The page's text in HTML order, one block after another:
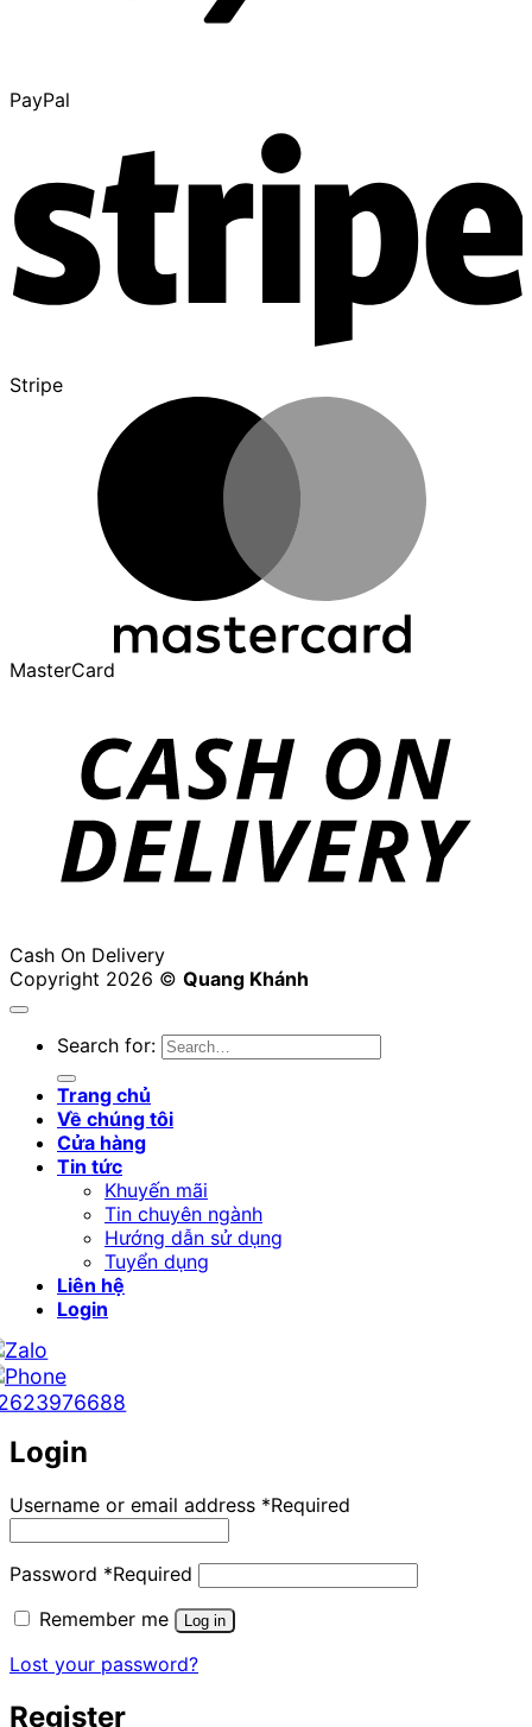
PayPal
Stripe
MasterCard
Cash On Delivery
Copyright 2026 © Quang Khánh
Search for:
Trang chủ
Về chúng tôi
Cửa hàng
Tin tức
Khuyến mãi
Tin chuyên ngành
Hướng dẫn sử dụng
Tuyển dụng
Liên hệ
Login
Login
Username or email address *Required
Password *Required
Remember me
Log in
Lost your password?
Register